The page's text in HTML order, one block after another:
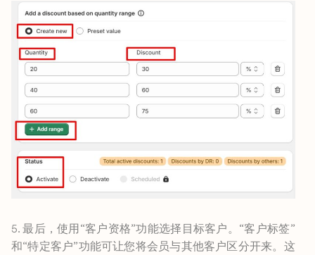
5. 最后，使用“客户资格”功能选择目标客户。“客户标签”
和“特定客户”功能可让您将会员与其他客户区分开来。这